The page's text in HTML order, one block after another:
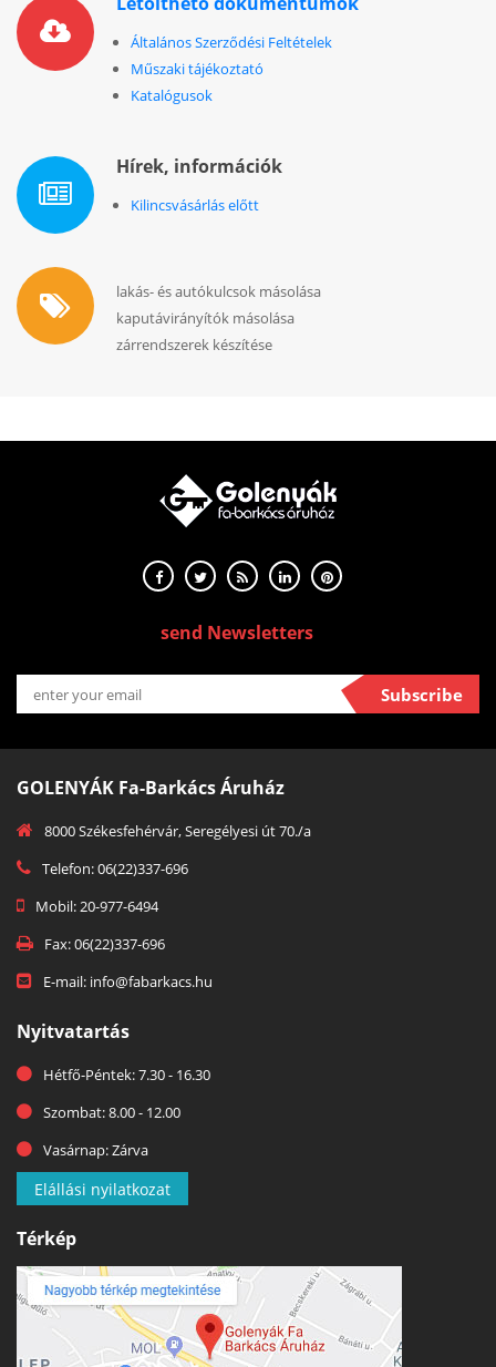
Általános Szerződési Feltételek
Műszaki tájékoztató
Katalógusok
Hírek, információk
Kilincsvásárlás előtt
lakás- és autókulcsok másolása
kaputávirányítók másolása
zárrendszerek készítése
send Newsletters
Subscribe
GOLENYÁK Fa-Barkács Áruház
8000 Székesfehérvár, Seregélyesi út 70./a
Telefon: 06(22)337-696
Mobil: 20-977-6494
Fax: 06(22)337-696
E-mail: info@fabarkacs.hu
Nyitvatartás
Hétfő-Péntek: 7.30 - 16.30
Szombat: 8.00 - 12.00
Vasárnap: Zárva
Elállási nyilatkozat
Térkép